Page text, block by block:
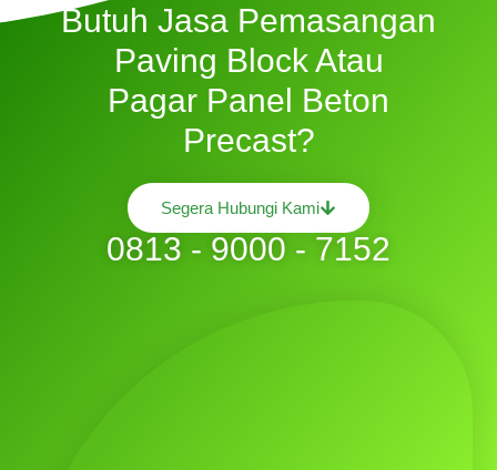
Butuh Jasa Pemasangan
Paving Block Atau
Pagar Panel Beton
Precast?
Segera Hubungi Kami
0813 - 9000 - 7152